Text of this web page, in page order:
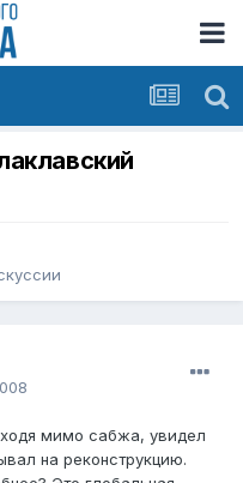
мимо сабжа, увидел
на реконструкцию.